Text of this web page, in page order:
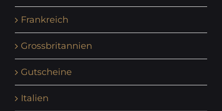
Frankreich
Grossbritannien
Gutscheine
Italien